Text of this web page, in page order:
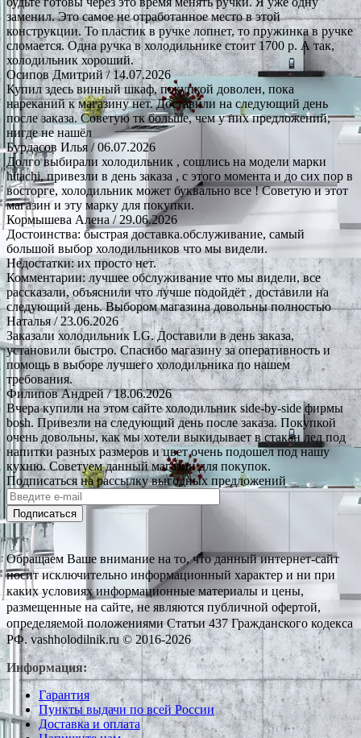
заменил. Это самое не отработанное место в этой
конструкции. То пластик в ручке лопнет, то пружинка в ручке
сломается. Одна ручка в холодильнике стоит 1700 р. А так,
холодильник хороший.
Осипов Дмитрий/ 14.07.2026
Купил здесь винный шкаф, покупкой доволен, пока
нареканий к магазину нет. Доставили на следующий день
после заказа. Советую тк больше, чем у них предложений,
нигде не нашёл
Бурдасов Илья / 06.07.2026
Долго выбирали холодильник , сошлись на модели марки
hitachi, привезли в день заказа , с этого момента и до сих пор в
восторге, холодильник может буквально все ! Советую и этот
магазин и эту марку для покупки.
Кормышева Алена / 29.06.2026
Достоинства: быстрая доставка.обслуживание, самый
большой выбор холодильников что мы видели.
Недостатки: их просто нет.
Комментарии: лучшее обслуживание что мы видели, все
рассказали, объяснили что лучше подойдёт , доставили на
следующий день. Выбором магазина довольны полностью
Наталья/ 23.06.2026
Заказали холодильник LG. Доставили в день заказа,
установили быстро. Спасибо магазину за оперативность и
помощь в выборе лучшего холодильника по нашем
требования.
Филипов Андрей/ 18.06.2026
Вчера купили на этом сайте холодильник side-by-side фирмы
bosh. Привезли на следующий день после заказа. Покупкой
очень довольны, как мы хотели выкидывает в стакан лед под
напитки разных размеров и цвет очень подошел под нашу
кухню. Советуем данный магазин для покупок.
Подписаться на рассылку выгодных предложений
Подписаться
Обращаем Ваше внимание на то, что данный интернет-сайт
носит исключительно информационный характер и ни при
каких условиях информационные материалы и цены,
размещенные на сайте, не являются публичной офертой,
определяемой положениями Статьи 437 Гражданского кодекса
РФ. vashholodilnik.ru © 2016-2026
Информация:
Гарантия
Пункты выдачи по всей России
Доставка и оплата